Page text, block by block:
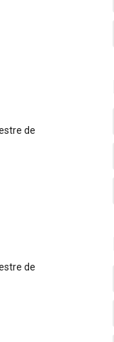
de
de